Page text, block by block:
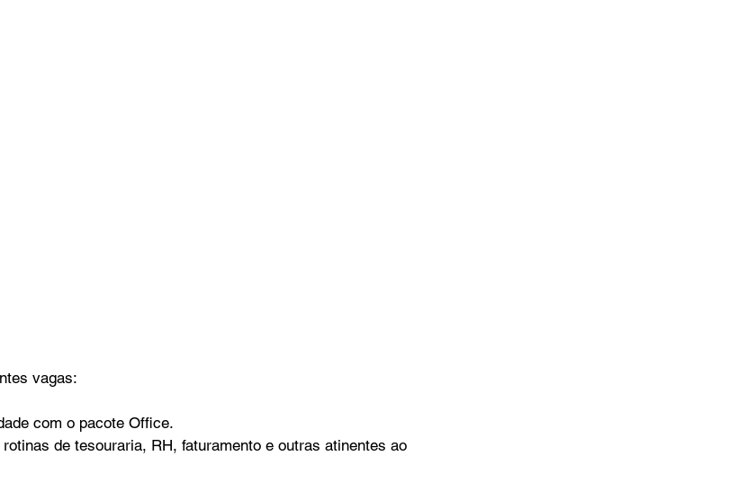
vagas:
com o pacote Office.
de tesouraria, RH, faturamento e outras atinentes ao